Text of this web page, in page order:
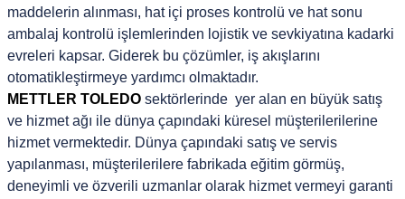
maddelerin alınması, hat içi proses kontrolü ve hat sonu
ambalaj kontrolü işlemlerinden lojistik ve sevkiyatına kadarki
evreleri kapsar. Giderek bu çözümler, iş akışlarını
otomatikleştirmeye yardımcı olmaktadır.
METTLER TOLEDO sektörlerinde yer alan en büyük satış
ve hizmet ağı ile dünya çapındaki küresel müşterilerilerine
hizmet vermektedir. Dünya çapındaki satış ve servis
yapılanması, müşterilerilere fabrikada eğitim görmüş,
deneyimli ve özverili uzmanlar olarak hizmet vermeyi garanti